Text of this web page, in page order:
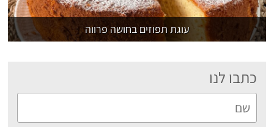
עוגת תפוזים בחושה פרווה
כתבו לנו